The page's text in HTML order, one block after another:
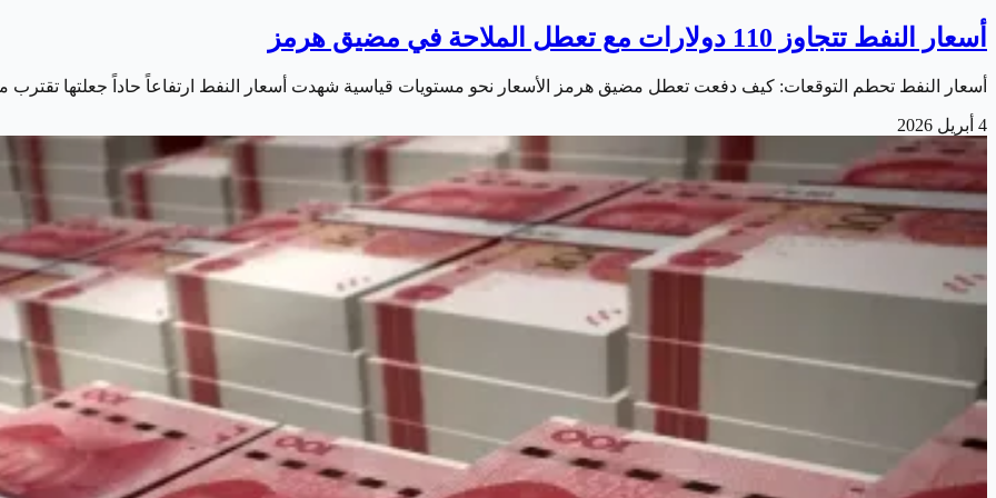
أسعار النفط تتجاوز 110 دولارات مع تعطل الملاحة في مضيق هرمز
أسعار النفط تحطم التوقعات: كيف دفعت تعطل مضيق هرمز الأسعار نحو مستويات قياسية شهدت أسعار النفط ارتفاعاً حاداً جعلتها تقترب
4 أبريل 2026